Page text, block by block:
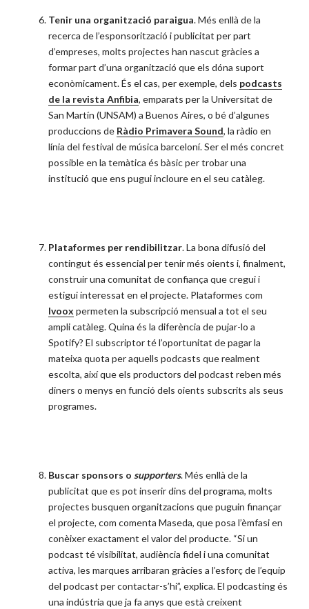
Tenir una organització paraigua. Més enllà de la
recerca de l’esponsorització i publicitat per part
d’empreses, molts projectes han nascut gràcies a
formar part d’una organització que els dóna suport
econòmicament. És el cas, per exemple, dels podcasts
de la revista Anfibia, emparats per la Universitat de
San Martín (UNSAM) a Buenos Aires, o bé d’algunes
produccions de Ràdio Primavera Sound, la ràdio en
línia del festival de música barceloní. Ser el més concret
possible en la temàtica és bàsic per trobar una
institució que ens pugui incloure en el seu catàleg.
Plataformes per rendibilitzar. La bona difusió del
contingut és essencial per tenir més oients i, finalment,
construir una comunitat de confiança que cregui i
estigui interessat en el projecte. Plataformes com
Ivoox permeten la subscripció mensual a tot el seu
ampli catàleg. Quina és la diferència de pujar-lo a
Spotify? El subscriptor té l’oportunitat de pagar la
mateixa quota per aquells podcasts que realment
escolta, així que els productors del podcast reben més
diners o menys en funció dels oients subscrits als seus
programes.
Buscar sponsors o supporters. Més enllà de la
publicitat que es pot inserir dins del programa, molts
projectes busquen organitzacions que puguin finançar
el projecte, com comenta Maseda, que posa l’èmfasi en
conèixer exactament el valor del producte. “Si un
podcast té visibilitat, audiència fidel i una comunitat
activa, les marques arribaran gràcies a l’esforç de l’equip
del podcast per contactar-s’hi”, explica. El podcasting és
una indústria que ja fa anys que està creixent